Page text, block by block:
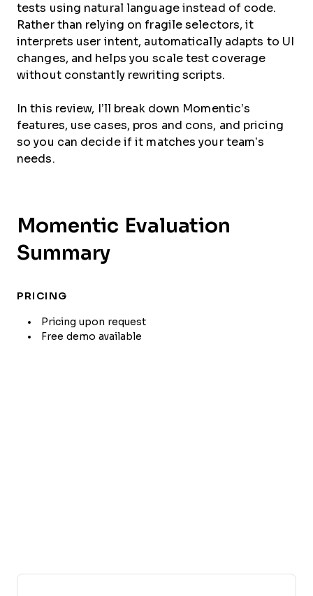
tests using natural language instead of code.
Rather than relying on fragile selectors, it
interprets user intent, automatically adapts to UI
changes, and helps you scale test coverage
without constantly rewriting scripts.
In this review, I’ll break down Momentic’s
features, use cases, pros and cons, and pricing
so you can decide if it matches your team’s
needs.
Momentic Evaluation
Summary
PRICING
Pricing upon request
Free demo available